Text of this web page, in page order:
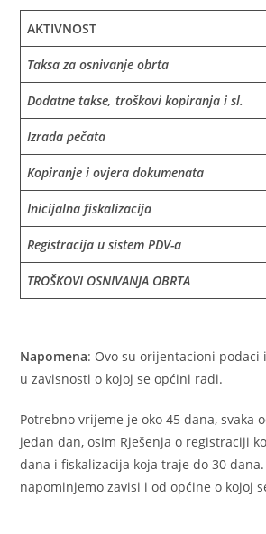
AKTIVNOST
Taksa za osnivanje obrta
Dodatne takse, troškovi kopiranja i sl.
Izrada pečata
Kopiranje i ovjera dokumenata
Inicijalna fiskalizacija
Registracija u sistem PDV-a
TROŠKOVI OSNIVANJA OBRTA
Napomena: Ovo su orijentacioni
u zavisnosti o kojoj se općini radi.
Potrebno vrijeme je oko 45 dana, svaka
jedan dan, osim Rješenja o registraciji
dana i fiskalizacija koja traje do 30
napominjemo zavisi i od općine o kojoj